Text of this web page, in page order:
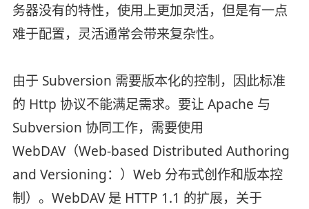
务器没有的特性，使用上更加灵活，但是有一点
难于配置，灵活通常会带来复杂性。
由于 Subversion 需要版本化的控制，因此标准
的 Http 协议不能满足需求。要让 Apache 与
Subversion 协同工作，需要使用
WebDAV（Web-based Distributed Authoring
and Versioning：）Web 分布式创作和版本控
制）。WebDAV 是 HTTP 1.1 的扩展，关于